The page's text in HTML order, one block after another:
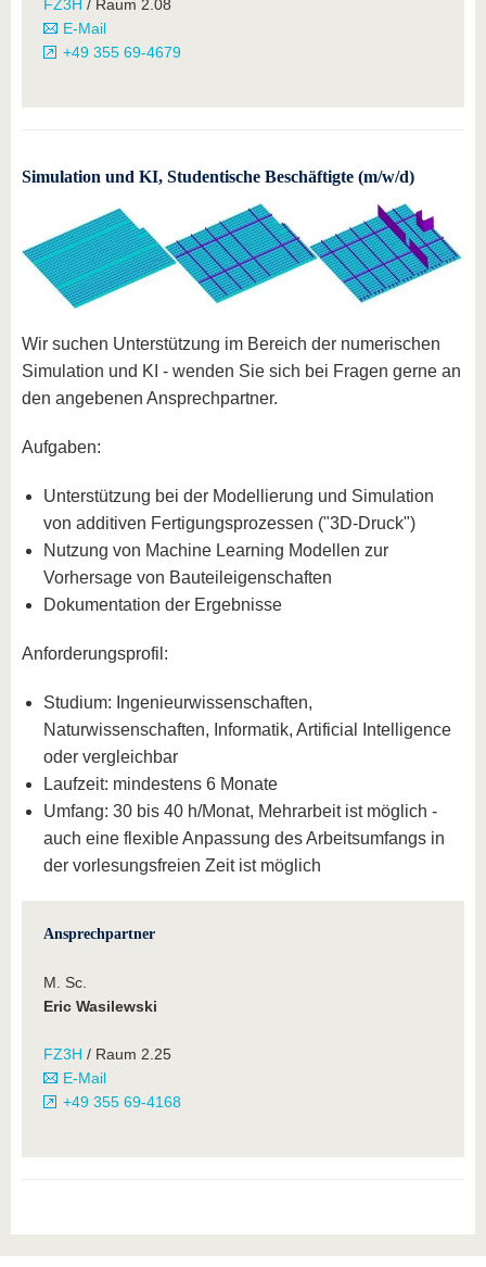
FZ3H / Raum 2.08
E-Mail
+49 355 69-4679
Simulation und KI, Studentische Beschäftigte (m/w/d)
Wir suchen Unterstützung im Bereich der numerischen
Simulation und KI - wenden Sie sich bei Fragen gerne an
den angebenen Ansprechpartner.
Aufgaben:
Unterstützung bei der Modellierung und Simulation
von additiven Fertigungsprozessen ("3D-Druck")
Nutzung von Machine Learning Modellen zur
Vorhersage von Bauteileigenschaften
Dokumentation der Ergebnisse
Anforderungsprofil:
Studium: Ingenieurwissenschaften,
Naturwissenschaften, Informatik, Artificial Intelligence
oder vergleichbar
Laufzeit: mindestens 6 Monate
Umfang: 30 bis 40 h/Monat, Mehrarbeit ist möglich -
auch eine flexible Anpassung des Arbeitsumfangs in
der vorlesungsfreien Zeit ist möglich
Ansprechpartner
M. Sc.
Eric Wasilewski
FZ3H / Raum 2.25
E-Mail
+49 355 69-4168